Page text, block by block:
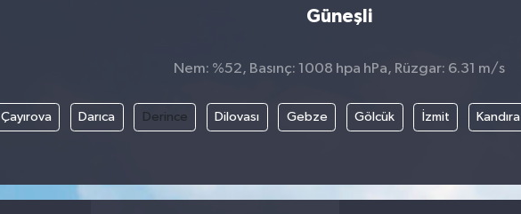
Güneşli
Nem: %52, Basınç: 1008 hpa hPa, Rüzgar: 6.31 m/s
Çayırova Darıca Derince Dilovası Gebze Gölcük İzmit Kandıra